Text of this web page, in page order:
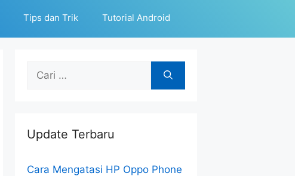
Tips dan Trik Tutorial Android
Cari
Update Terbaru
Cara Mengatasi HP Oppo Phone